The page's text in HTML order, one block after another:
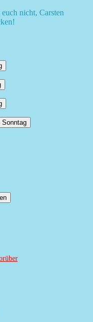
nicht, Carsten
Sonntag